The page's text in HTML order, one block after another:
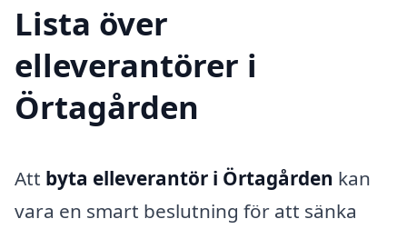
Lista över
elleverantörer i
Örtagården
Att byta elleverantör i Örtagården kan
vara en smart beslutning för att sänka